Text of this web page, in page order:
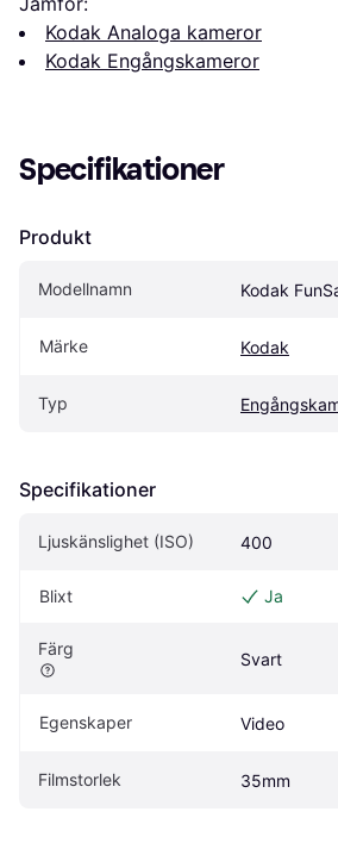
Kodak Analoga kameror
Kodak Engångskameror
Specifikationer
Produkt
Modellnamn Kodak
Märke Kodak
Typ
Specifikationer
Ljuskänslighet (ISO) 400
Blixt Ja
Färg
Svart
Egenskaper Video
Filmstorlek 35mm